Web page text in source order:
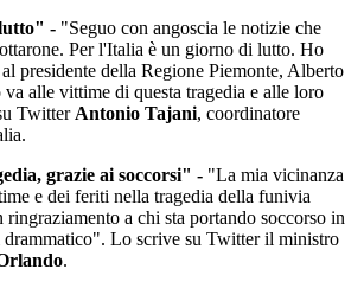
- "Seguo con angoscia le notizie che
Per l'Italia è un giorno di lutto. Ho
presidente della Regione Piemonte, Alberto
alle vittime di questa tragedia e alle loro
Twitter Antonio Tajani, coordinatore
grazie ai soccorsi" - "La mia vicinanza
e dei feriti nella tragedia della funivia
ringraziamento a chi sta portando soccorso in
drammatico". Lo scrive su Twitter il ministro
.